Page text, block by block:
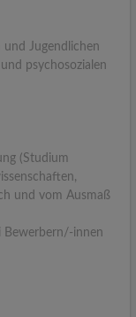
Jugendlichen
psychosozialen
(Studium
und vom Ausmaß
Bewerbern/-innen